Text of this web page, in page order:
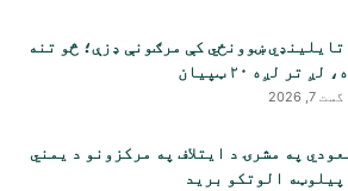
تایلینډي ښوونځي کې مرګونې ډزې؛ څو تنه
لږ تر لږه ۲۰ ټپیان
اگست 7, 2026
په مشرۍ د ایتلاف په مرکزونو د یمني
پیلوټه الوتکو برید